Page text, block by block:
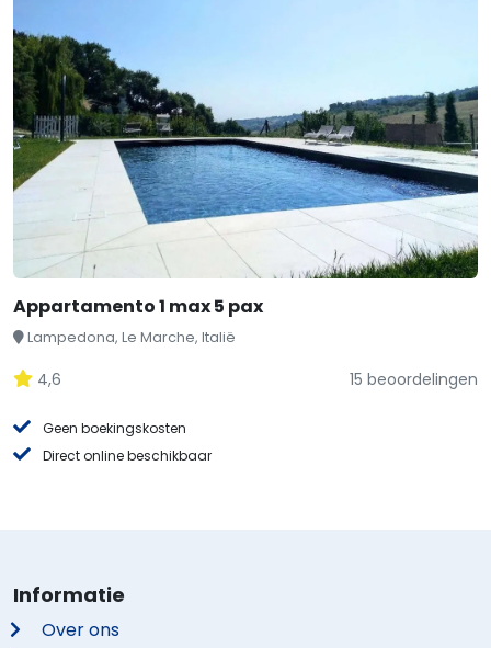
Appartamento 1 max 5 pax
Lampedona, Le Marche, Italië
4,6 15 beoordelingen
Geen boekingskosten
Direct online beschikbaar
Informatie
Over ons